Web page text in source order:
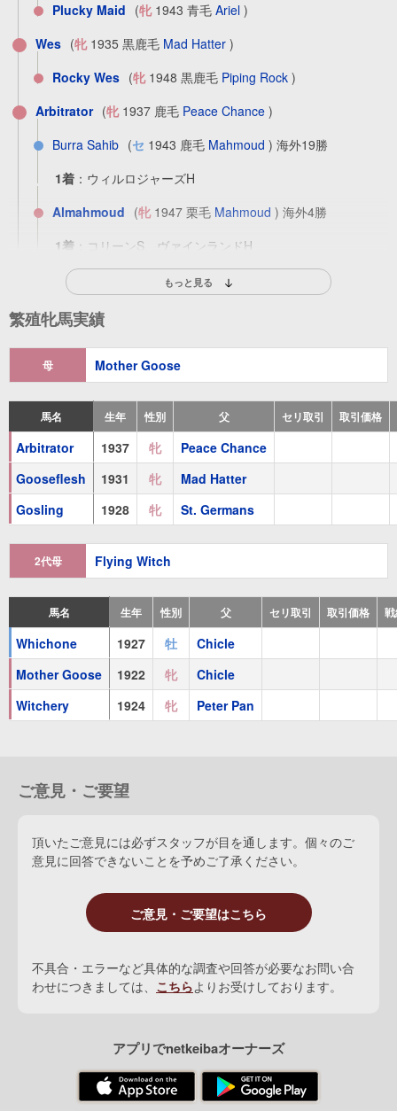
Plucky Maid (牝1943 青毛 Ariel )
Wes (牝1935 黒鹿毛 Mad Hatter )
Rocky Wes (牝1948 黒鹿毛 Piping Rock )
Arbitrator (牝1937 鹿毛 Peace Chance )
Burra Sahib (セ 1943 鹿毛 Mahmoud ) 海外19勝
1着 ： ウィルロジャーズH
Almahmoud (牝1947 栗毛 Mahmoud ) 海外4勝
1着 ： コリーンS、ヴァインランドH
Dispute
1951 芦毛Mahmoud
1着：テストS
ヴェイグランシーH
Avatara (牝1952 芦毛Mahmoud)
祖母 Flying Witch (牝 1917 鹿毛Broomstick
Witchery (牝1924 鹿毛Peter Pan)
Incantation (牡1929 鹿毛Chicle)
Witches Night (牝1931 青毛
Epi Witch
Free and Easy (牝1926 鹿毛Chicle)
Princess Alice (牝1933 黒鹿毛Teddy)
Night Song (牝1934 芦毛Royal Minstrel)
Vista Miss (牝
もっと見る
繁殖牝馬実績
母 Mother Goose
馬名 生年 性別 父 セリ取引 取引価格
Arbitrator 1937 牝
Peace Chance
Gooseflesh
1931 牝
Mad Hatter
Gosling
1928 牝 St. Germans
2代母 Flying Witch
馬名 生年 性別 父 セリ取引 取引価格
Whichone 1927 牡
Chicle
Mother Goose
1922 牝
Chicle
Witchery
1924 牝 Peter Pan
ご意見・ご要望
頂いたご意見には必ずスタッフが目を通します。個々のご
意見に回答できないことを予めご了承ください。
ご意見・ご要望はこちら
不具合・エラーなど具体的な調査や回答が必要なお問い合
わせにつきましては、 こちらよりお受けしております。
アプリでnetkeibaオーナーズ